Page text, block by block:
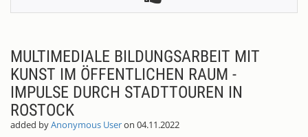
MULTIMEDIALE BILDUNGSARBEIT MIT
KUNST IM ÖFFENTLICHEN RAUM -
IMPULSE DURCH STADTTOUREN IN
ROSTOCK
added byAnonymous Useron 04.11.2022